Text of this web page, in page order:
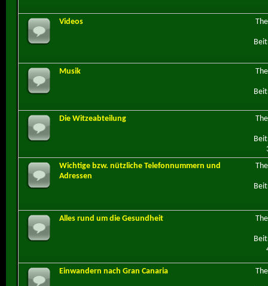
Videos
Musik
Die Witzeabteilung
Wichtige bzw. nützliche Telefonnummern und
Adressen
Alles rund um die Gesundheit
Einwandern nach Gran Canaria